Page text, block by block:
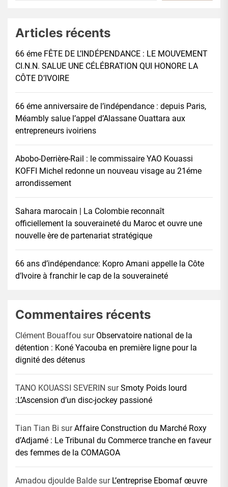
Articles récents
66 éme FÊTE DE L’INDÉPENDANCE : LE MOUVEMENT
CI.N.N. SALUE UNE CÉLÉBRATION QUI HONORE LA
CÔTE D’IVOIRE
66 éme anniversaire de l’indépendance : depuis Paris,
Méambly salue l’appel d’Alassane Ouattara aux
entrepreneurs ivoiriens
Abobo-Derrière-Rail : le commissaire YAO Kouassi
KOFFI Michel redonne un nouveau visage au 21éme
arrondissement
Sahara marocain | La Colombie reconnaît
officiellement la souveraineté du Maroc et ouvre une
nouvelle ère de partenariat stratégique
66 ans d’indépendance: Kopro Amani appelle la Côte
d’Ivoire à franchir le cap de la souveraineté
Commentaires récents
Clément Bouaffou sur Observatoire national de la
détention : Koné Yacouba en première ligne pour la
dignité des détenus
TANO KOUASSI SEVERIN surSmoty Poids lourd
:L’Ascension d’un disc-jockey passioné
Tian Tian Bi surAffaire Construction du Marché Roxy
d’Adjamé : Le Tribunal du Commerce tranche en faveur
des femmes de la COMAGOA
Amadou djoulde Balde sur L’entreprise Ebomaf œuvre